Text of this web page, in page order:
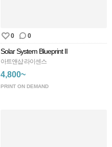
0 0
Solar System Blueprint II
아트앤샵 라이센스
4,800~
PRINT ON DEMAND